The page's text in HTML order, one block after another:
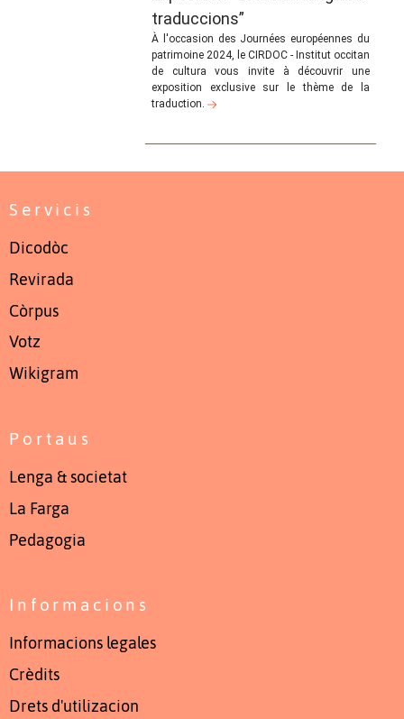
traduccions”
À l'occasion des Journées européennes du
patrimoine 2024, le CIRDOC - Institut occitan
de cultura vous invite à découvrir une
exposition exclusive sur le thème de la
traduction.
Servicis
Dicodòc
Revirada
Còrpus
Votz
Wikigram
Portaus
Lenga & societat
La Farga
Pedagogia
Informacions
Informacions legales
Crèdits
Drets d'utilizacion